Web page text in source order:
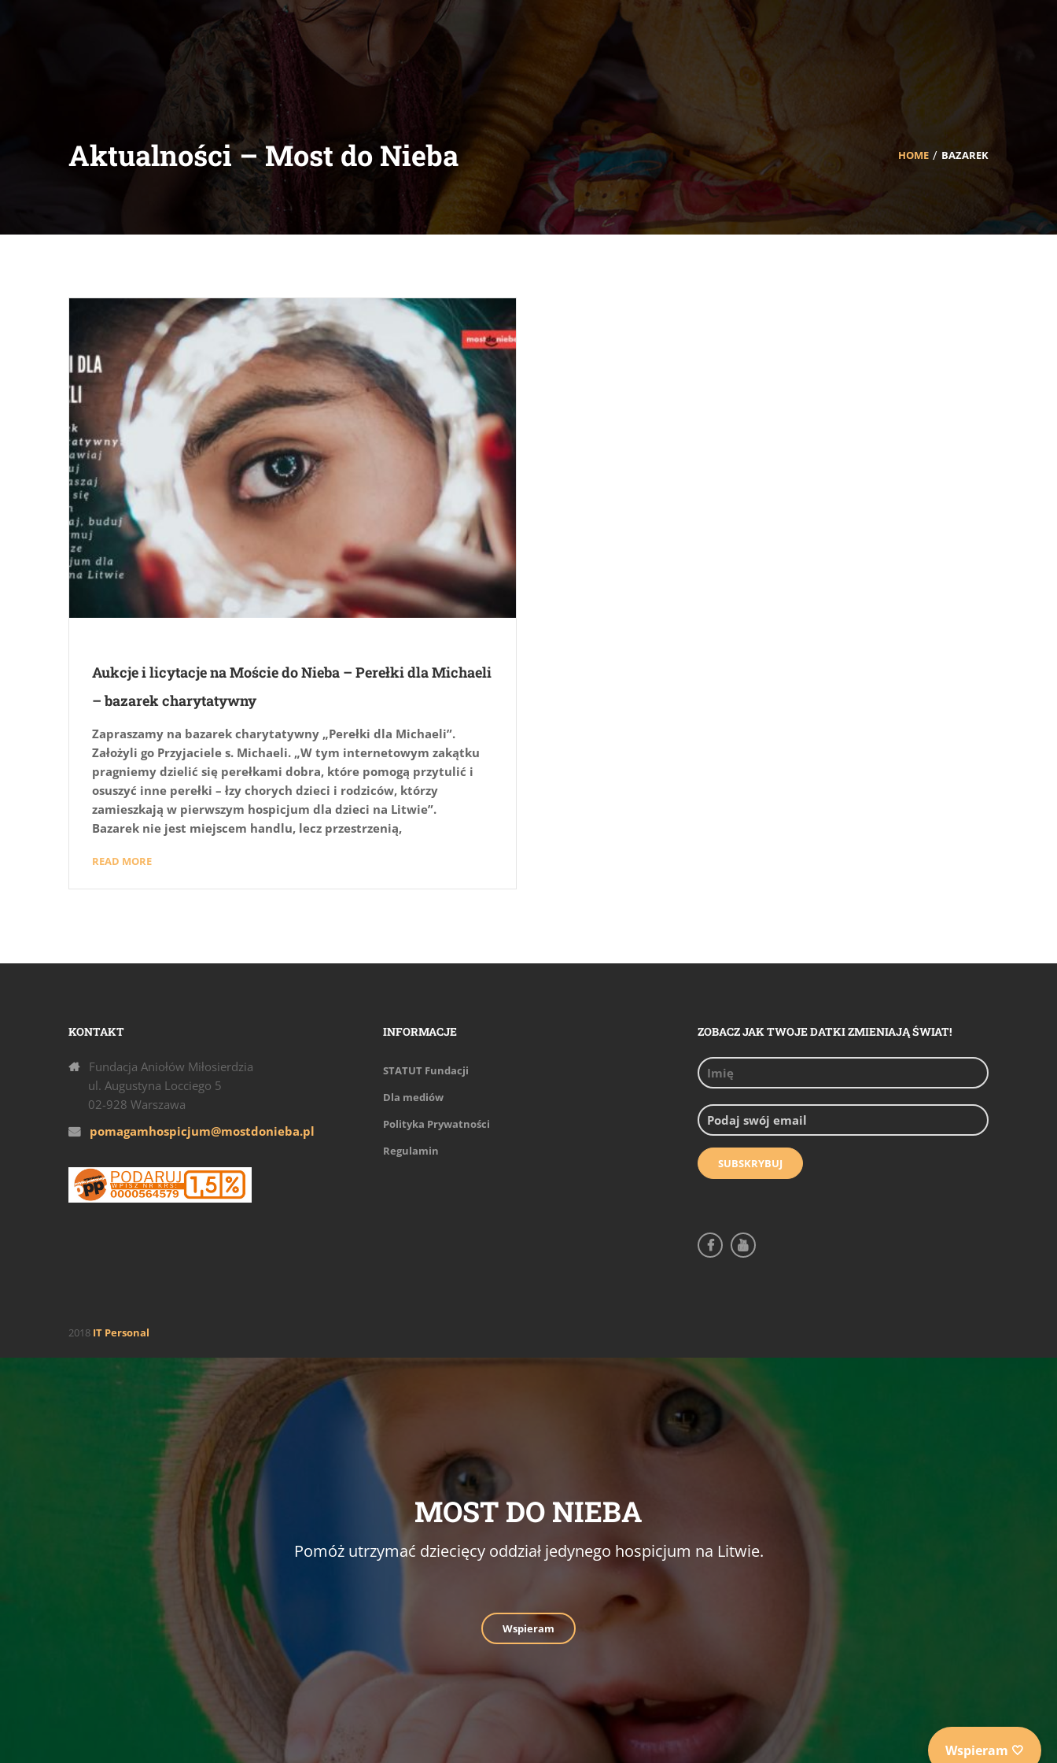
Aktualności – Most do Nieba HOME BAZAREK
Aukcje i licytacje na Moście do Nieba – Perełki dla Michaeli
– bazarek charytatywny
Zapraszamy na bazarek charytatywny „Perełki dla Michaeli”.
Założyli go Przyjaciele s. Michaeli. „W tym internetowym zakątku
pragniemy dzielić się perełkami dobra, które pomogą przytulić i
osuszyć inne perełki – łzy chorych dzieci i rodziców, którzy
zamieszkają w pierwszym hospicjum dla dzieci na Litwie”.
Bazarek nie jest miejscem handlu, lecz przestrzenią,
READ MORE
KONTAKT
Fundacja Aniołów Miłosierdzia
ul. Augustyna Locciego 5
02-928 Warszawa
pomagamhospicjum@mostdonieba.pl
INFORMACJE
STATUT Fundacji
Dla mediów
Polityka Prywatności
Regulamin
ZOBACZ JAK TWOJE DATKI ZMIENIAJĄ ŚWIAT!
2018 IT Personal
MOST DO NIEBA
Pomóż utrzymać dziecięcy oddział jedynego hospicjum na Litwie.
Wspieram
Wspieram 🤍